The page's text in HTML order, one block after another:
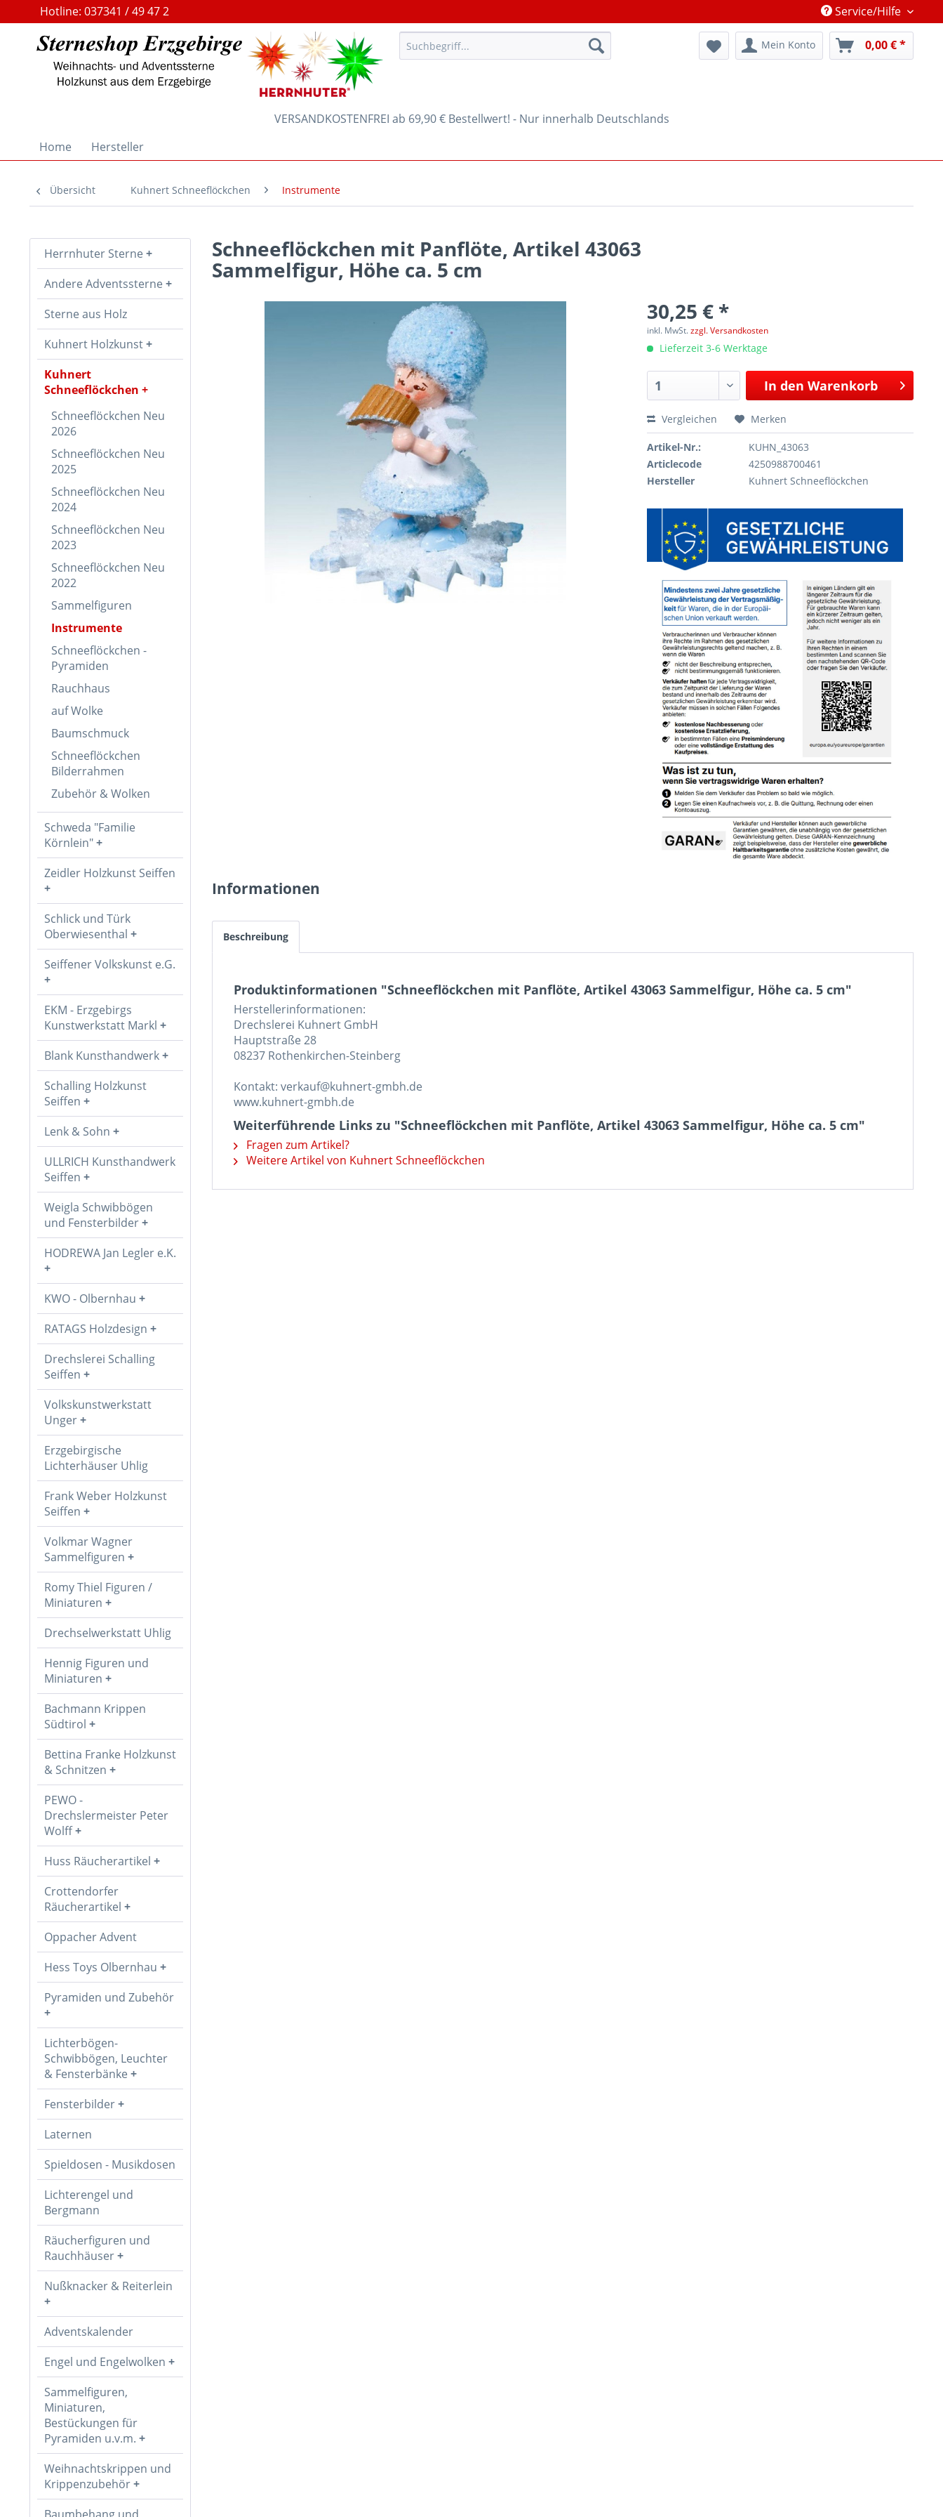
Hotline: 037341 / 49 47 2 Service/Hilfe
Mein Konto 0,00 € *
VERSANDKOSTENFREI ab 69,90 € Bestellwert! - Nur innerhalb Deutschlands
Home
Hersteller
Übersicht Kuhnert Schneeflöckchen Instrumente
Herrnhuter Sterne
Andere Adventssterne
Sterne aus Holz
Kuhnert Holzkunst
Kuhnert
Schneeflöckchen
Schneeflöckchen Neu
2026
Schneeflöckchen Neu
2025
Schneeflöckchen Neu
2024
Schneeflöckchen Neu
2023
Schneeflöckchen Neu
2022
Sammelfiguren
Instrumente
Schneeflöckchen -
Pyramiden
Rauchhaus
auf Wolke
Baumschmuck
Schneeflöckchen
Bilderrahmen
Zubehör & Wolken
Schweda "Familie
Körnlein"
Zeidler Holzkunst Seiffen
Schlick und Türk
Oberwiesenthal
Seiffener Volkskunst e.G.
EKM - Erzgebirgs
Kunstwerkstatt Markl
Blank Kunsthandwerk
Schalling Holzkunst
Seiffen
Lenk & Sohn
ULLRICH Kunsthandwerk
Seiffen
Weigla Schwibbögen
und Fensterbilder
HODREWA Jan Legler e.K.
KWO - Olbernhau
RATAGS Holzdesign
Drechslerei Schalling
Seiffen
Volkskunstwerkstatt
Unger
Erzgebirgische
Lichterhäuser Uhlig
Frank Weber Holzkunst
Seiffen
Volkmar Wagner
Sammelfiguren
Romy Thiel Figuren /
Miniaturen
Drechselwerkstatt Uhlig
Hennig Figuren und
Miniaturen
Bachmann Krippen
Südtirol
Bettina Franke Holzkunst
& Schnitzen
PEWO -
Drechslermeister Peter
Wolff
Huss Räucherartikel
Crottendorfer
Räucherartikel
Oppacher Advent
Hess Toys Olbernhau
Pyramiden und Zubehör
Lichterbögen-
Schwibbögen, Leuchter
& Fensterbänke
Fensterbilder
Laternen
Spieldosen - Musikdosen
Lichterengel und
Bergmann
Räucherfiguren und
Rauchhäuser
Nußknacker & Reiterlein
Adventskalender
Engel und Engelwolken
Sammelfiguren,
Miniaturen,
Bestückungen für
Pyramiden u.v.m.
Weihnachtskrippen und
Krippenzubehör
Schneeflöckchen mit Panflöte, Artikel 43063
Sammelfigur, Höhe ca. 5 cm
30,25 € *
inkl. MwSt.zzgl. Versandkosten
Lieferzeit 3-6 Werktage
In den Warenkorb
Vergleichen Merken
Artikel-Nr.:
KUHN_43063
Articlecode
4250988700461
Hersteller
Kuhnert Schneeflöckchen
Informationen
Beschreibung
Produktinformationen "Schneeflöckchen mit Panflöte, Artikel 43063 Sammelfigur, Höhe ca. 5 cm"
Herstellerinformationen:
Drechslerei Kuhnert GmbH
Hauptstraße 28
08237 Rothenkirchen-Steinberg
Kontakt: verkauf@kuhnert-gmbh.de
www.kuhnert-gmbh.de
Weiterführende Links zu "Schneeflöckchen mit Panflöte, Artikel 43063 Sammelfigur, Höhe ca. 5 cm"
Fragen zum Artikel?
Weitere Artikel von Kuhnert Schneeflöckchen